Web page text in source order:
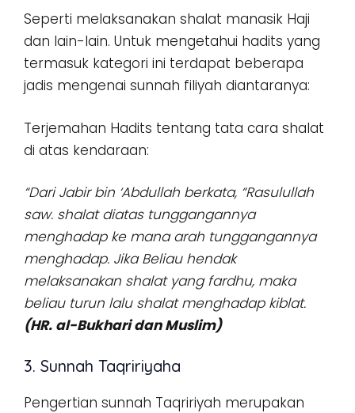
Seperti melaksanakan shalat manasik Haji
dan lain-lain. Untuk mengetahui hadits yang
termasuk kategori ini terdapat beberapa
jadis mengenai sunnah filiyah diantaranya:
Terjemahan Hadits tentang tata cara shalat
di atas kendaraan:
“Dari Jabir bin ‘Abdullah berkata, “Rasulullah
saw. shalat diatas tunggangannya
menghadap ke mana arah tunggangannya
menghadap. Jika Beliau hendak
melaksanakan shalat yang fardhu, maka
beliau turun lalu shalat menghadap kiblat.
(HR. al-Bukhari dan Muslim)
3. Sunnah Taqririyaha
Pengertian sunnah Taqririyah merupakan